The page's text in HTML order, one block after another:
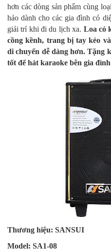
hơn các dòng sản phẩm cùng
hảo dành cho các gia đình có
giải trí khi đi du lịch xa. Loa có
cồng kềnh, trang bị tay kéo
di chuyển dễ dàng hơn. Tặng
tốt để hát karaoke bên gia
Thương hiệu: SANSUI
Model: SA1-08